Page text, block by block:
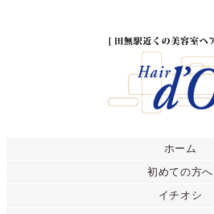
ホーム
初めての方へ
イチオシ